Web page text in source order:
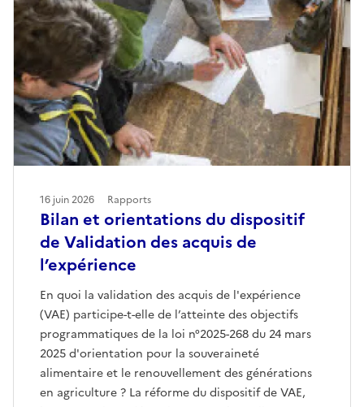
Bilan et orientations du dispositif
de Validation des acquis de
l’expérience
En quoi la validation des acquis de l'expérience
(VAE) participe-t-elle de l’atteinte des objectifs
programmatiques de la loi n°2025-268 du 24 mars
2025 d'orientation pour la souveraineté
alimentaire et le renouvellement des générations
en agriculture ? La réforme du dispositif de VAE,
16 juin 2026 Rapports